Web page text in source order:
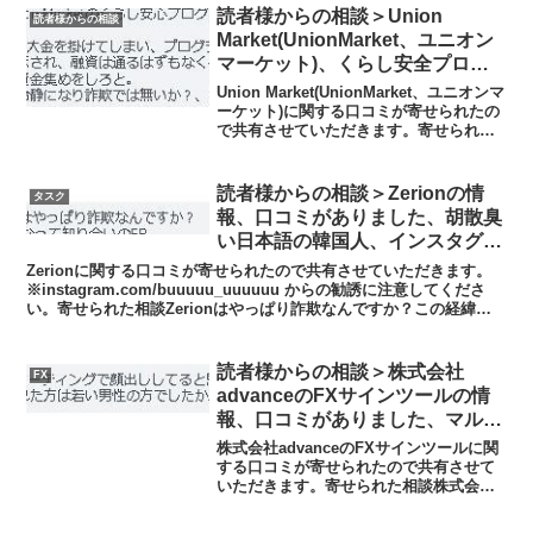
と騙されてしまいました。※解説そんな
こ...
読者様からの相談
読者様からの相談＞Union
Market(UnionMarket、ユニオン
マーケット)、くらし安全プログ
ラムの情報、口コミがありまし
た、ボタン押しても稼げません
Union Market(UnionMarket、ユニオンマ
ーケット)に関する口コミが寄せられたの
で共有させていただきます。寄せられた
金を掛けてしまい、...
タスク
読者様からの相談＞Zerionの情
報、口コミがありました、胡散臭
い日本語の韓国人、インスタグラ
ム(@buuuuu_uuuuuu)からの勧
誘に注意してください
Zerionに関する口コミが寄せられたので共有させていただきます。
※instagram.com/buuuuu_uuuuuu からの勧誘に注意してくださ
い。寄せられた相談Zerionはやっぱり詐欺なんですか？この経緯に
FX
読者様からの相談＞株式会社
advanceのFXサインツールの情
報、口コミがありました、マルチ
まがいの馬鹿な友達の勧誘に注意
してください
株式会社advanceのFXサインツールに関
する口コミが寄せられたので共有させて
いただきます。寄せられた相談株式会社